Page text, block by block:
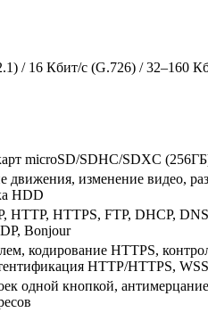
/ 16 Кбит/с (G.726) / 32–160
microSD/SDHC/SDXC
движения, изменение видео,
HDD
HTTP, HTTPS, FTP, DHCP,
Bonjour
кодирование HTTPS,
HTTP/HTTPS,
одной кнопкой,